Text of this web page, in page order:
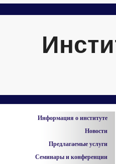
Информация о институте
Новости
Предлагаемые услуги
Семинары и конференции